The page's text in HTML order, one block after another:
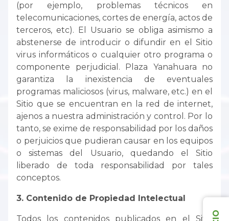
(por ejemplo, problemas técnicos en
telecomunicaciones, cortes de energía, actos de
terceros, etc). El Usuario se obliga asimismo a
abstenerse de introducir o difundir en el Sitio
virus informáticos o cualquier otro programa o
componente perjudicial. Plaza Yanahuara no
garantiza la inexistencia de eventuales
programas maliciosos (virus, malware, etc.) en el
Sitio que se encuentran en la red de internet,
ajenos a nuestra administración y control. Por lo
tanto, se exime de responsabilidad por los daños
o perjuicios que pudieran causar en los equipos
o sistemas del Usuario, quedando el Sitio
liberado de toda responsabilidad por tales
conceptos.
3. Contenido de Propiedad Intelectual
Todos los contenidos publicados en el Sitio